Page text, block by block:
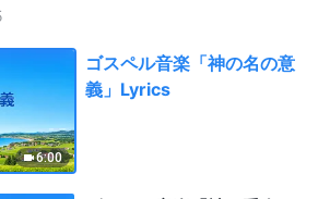
6:00
ゴスペル音楽「神の名の意
義」Lyrics